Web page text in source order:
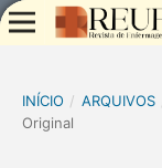
INÍCIO / ARQUIVOS
Original